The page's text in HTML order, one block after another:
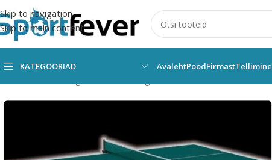
Skip to navigation
Skip to main content
KATEGOORIAD AvalehtPoodFirmastTellimine